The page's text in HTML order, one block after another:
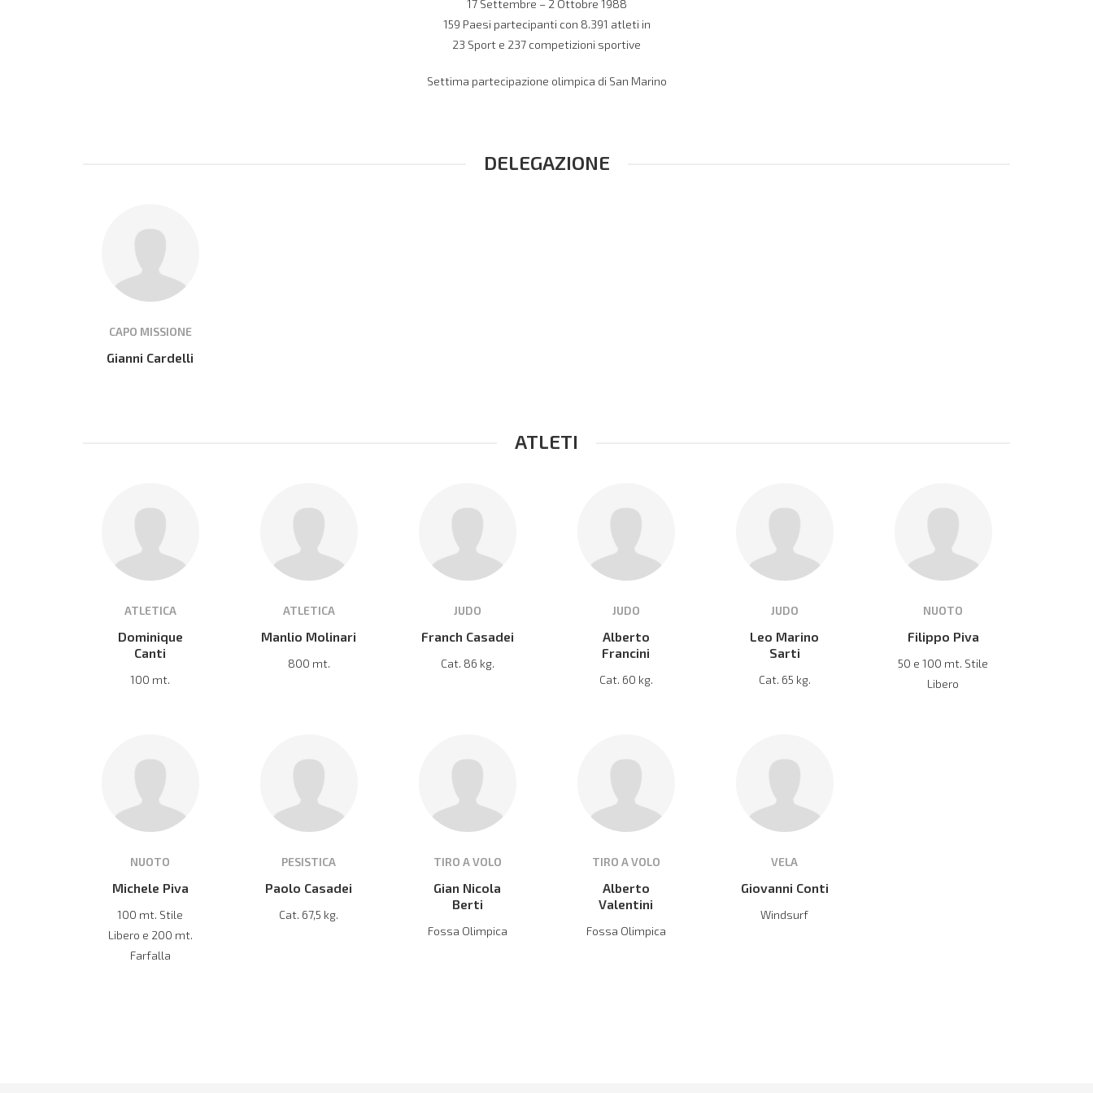
17 Settembre – 2 Ottobre 1988
159 Paesi partecipanti con 8.391 atleti in
23 Sport e 237 competizioni sportive
Settima partecipazione olimpica di San Marino
DELEGAZIONE
CAPO MISSIONE
Gianni Cardelli
ATLETI
ATLETICA
Dominique
Canti
100 mt.
ATLETICA
Manlio Molinari
800 mt.
JUDO
Franch Casadei
Cat. 86 kg.
JUDO
Alberto
Francini
Cat. 60 kg.
JUDO
Leo Marino
Sarti
Cat. 65 kg.
NUOTO
Filippo Piva
50 e 100 mt. Stile
Libero
NUOTO
Michele Piva
100 mt. Stile
Libero e 200 mt.
Farfalla
PESISTICA
Paolo Casadei
Cat. 67,5 kg.
TIRO A VOLO
Gian Nicola
Berti
Fossa Olimpica
TIRO A VOLO
Alberto
Valentini
Fossa Olimpica
VELA
Giovanni Conti
Windsurf